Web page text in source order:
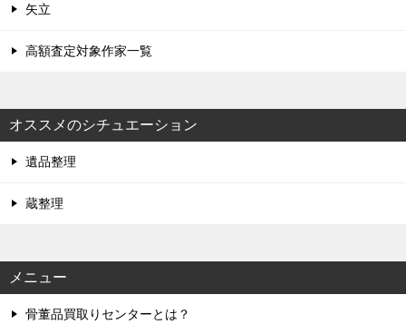
矢立
高額査定対象作家一覧
オススメのシチュエーション
遺品整理
蔵整理
メニュー
骨董品買取りセンターとは？